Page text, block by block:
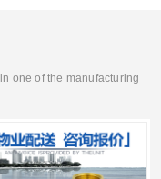
one of the manufacturing